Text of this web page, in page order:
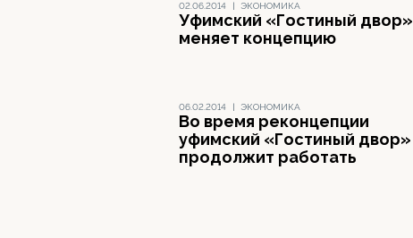
02.06.2014 | ЭКОНОМИКА
Уфимский «Гостиный двор»
меняет концепцию
06.02.2014 | ЭКОНОМИКА
Во время реконцепции
уфимский «Гостиный двор»
продолжит работать